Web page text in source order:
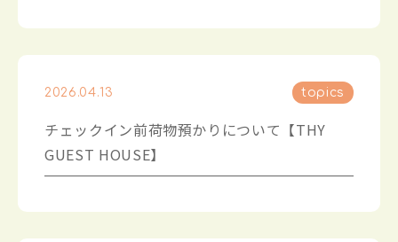
2026.04.13 topics
チェックイン前荷物預かりについて【THY
GUEST HOUSE】